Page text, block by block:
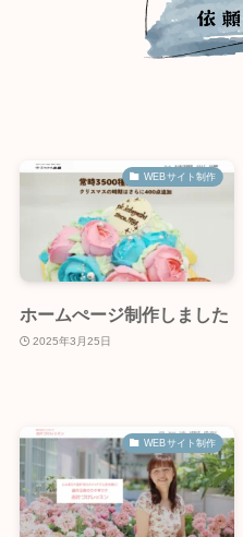
WEBサイト制作
ホームぺージ制作しました
2025年3月25日
WEBサイト制作